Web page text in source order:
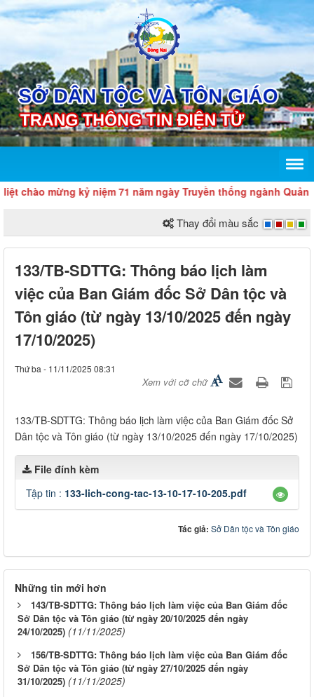
mừng kỷ niệm 71 năm ngày Truyền thống ngành Quản lý
Thay đổi màu sắc
133/TB-SDTTG: Thông báo lịch làm
việc của Ban Giám đốc Sở Dân tộc và
Tôn giáo (từ ngày 13/10/2025 đến ngày
17/10/2025)
Thứ ba - 11/11/2025 08:31
Xem với cỡ chữ
133/TB-SDTTG: Thông báo lịch làm việc của Ban Giám đốc Sở
Dân tộc và Tôn giáo (từ ngày 13/10/2025 đến ngày 17/10/2025)
File đính kèm
Tập tin : 133-lich-cong-tac-13-10-17-10-205.pdf
Tác giả: Sở Dân tộc và Tôn giáo
Những tin mới hơn
143/TB-SDTTG: Thông báo lịch làm việc của Ban Giám đốc
Sở Dân tộc và Tôn giáo (từ ngày 20/10/2025 đến ngày
24/10/2025) (11/11/2025)
156/TB-SDTTG: Thông báo lịch làm việc của Ban Giám đốc
Sở Dân tộc và Tôn giáo (từ ngày 27/10/2025 đến ngày
31/10/2025) (11/11/2025)